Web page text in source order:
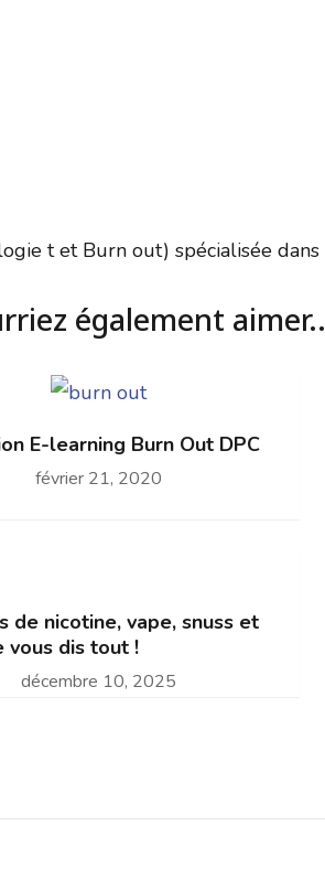
t et Burn out) spécialisée
également
E-learning Burn Out DPC
février 21, 2020
de nicotine, vape, snuss et
vous dis tout !
décembre 10, 2025